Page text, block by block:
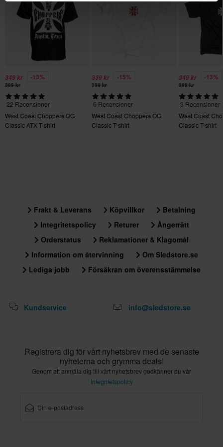
349 kr -13%
399 kr
22 Recensioner
West Coast Choppers OG
Classic ATX T-shirt
339 kr -15%
399 kr
6 Recensioner
West Coast Choppers OG
Classic T-shirt
349 kr -13%
399 kr
3 Recensioner
West Coast
Classic T-shirt
Frakt & Leverans Köpvillkor
Betalning
Integritetspolicy
Returer
Ångerrätt
Orderstatus
Reklamationer & Klagomål
Information om återvinning
Om Sledstore.se
Lediga jobb
Försäkran om överensstämmelse
Kundservice info@sledstore.se
Registrera dig för vårt nyhetsbrev med de senaste
nyheterna och grymma deals!
Genom att anmäla dig till vårt nyhetsbrev godkänner du vår
Integritetspolicy